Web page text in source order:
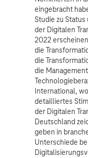
eingebracht
Studie zu
der Digitalen
2022
die
die
die
International,
detailliertes
der Digitalen
Deutschland
geben in
Unterschiede